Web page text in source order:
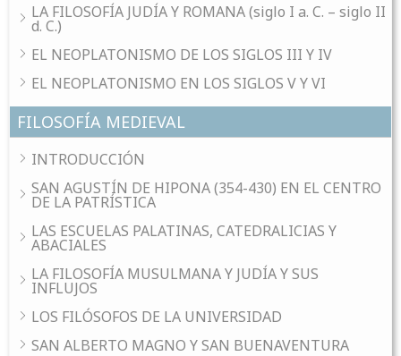
LA FILOSOFÍA JUDÍA Y ROMANA (siglo I a. C. – siglo II
d. C.)
EL NEOPLATONISMO DE LOS SIGLOS III Y IV
EL NEOPLATONISMO EN LOS SIGLOS V Y VI
FILOSOFÍA MEDIEVAL
INTRODUCCIÓN
SAN AGUSTÍN DE HIPONA (354-430) EN EL CENTRO
DE LA PATRÍSTICA
LAS ESCUELAS PALATINAS, CATEDRALICIAS Y
ABACIALES
LA FILOSOFÍA MUSULMANA Y JUDÍA Y SUS
INFLUJOS
LOS FILÓSOFOS DE LA UNIVERSIDAD
SAN ALBERTO MAGNO Y SAN BUENAVENTURA